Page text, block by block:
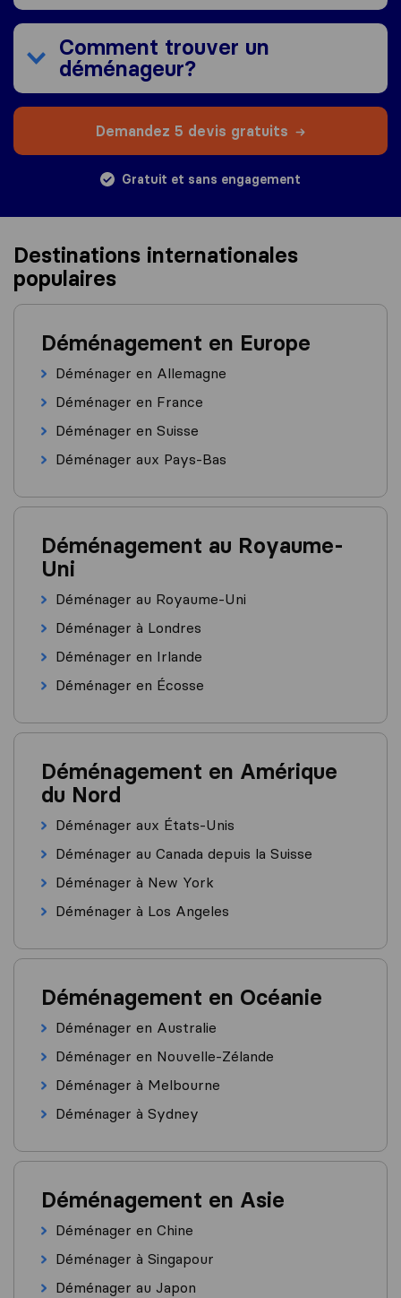
Comment trouver un
déménageur?
Demandez 5 devis gratuits
Gratuit et sans engagement
Destinations internationales
populaires
Déménagement en Europe
Déménager en Allemagne
Déménager en France
Déménager en Suisse
Déménager aux Pays-Bas
Déménagement au Royaume-
Uni
Déménager au Royaume-Uni
Déménager à Londres
Déménager en Irlande
Déménager en Écosse
Déménagement en Amérique
du Nord
Déménager aux États-Unis
Déménager au Canada depuis la Suisse
Déménager à New York
Déménager à Los Angeles
Déménagement en Océanie
Déménager en Australie
Déménager en Nouvelle-Zélande
Déménager à Melbourne
Déménager à Sydney
Déménagement en Asie
Déménager en Chine
Déménager à Singapour
Déménager au Japon